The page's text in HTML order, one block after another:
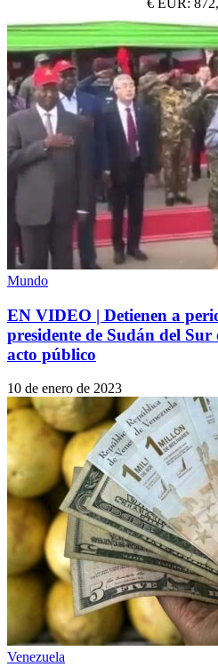
€ EUR:
Mundo
EN VIDEO | Detienen a
presidente de Sudán del Sur
acto público
10 de enero de 2023
Venezuela